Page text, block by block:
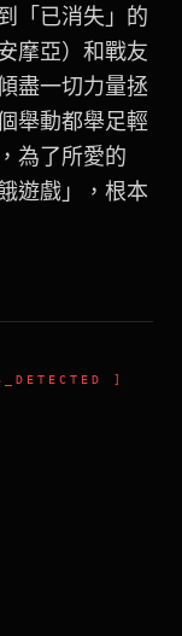
「已消失」的
摩亞）和戰友
盡一切力量拯
舉動都舉足輕
為了所愛的
遊戲」，根本
]